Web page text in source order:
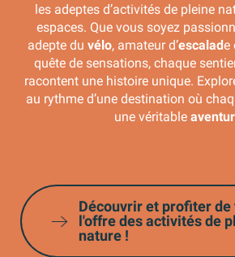
les adeptes d’activités de pleine
espaces. Que vous soyez
adepte du vélo, amateur d’escalade
quête de sensations, chaque
racontent une histoire unique.
au rythme d’une destination où
une véritable
Découvrir et profiter de
l'offre des activités de
nature !